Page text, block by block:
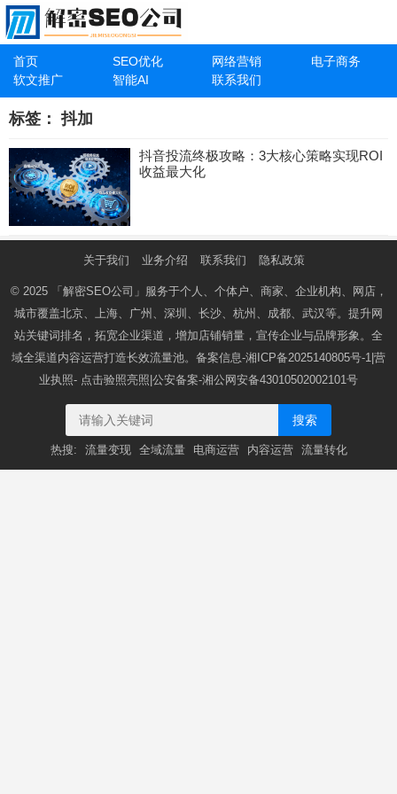
首页 SEO优化 网络营销
电子商务
软文推广
智能AI 联系我们
标签：抖加
抖音投流终极攻略：3大核心策略实现ROI
收益最大化
关于我们 业务介绍 联系我们 隐私政策
© 2025 「解密SEO公司」 服务于个人、个体户、商家、企业机构、网店，
城市覆盖北京、上海、广州、深圳、长沙、杭州、成都、武汉等。提升网
站关键词排名，拓宽企业渠道，增加店铺销量，宣传企业与品牌形象。全
域全渠道内容运营打造长效流量池。备案信息-湘ICP备2025140805号-1 |营
业执照- 点击验照亮照 |公安备案-湘公网安备43010502002101号
搜索
热搜: 流量变现 全域流量 电商运营 内容运营 流量转化